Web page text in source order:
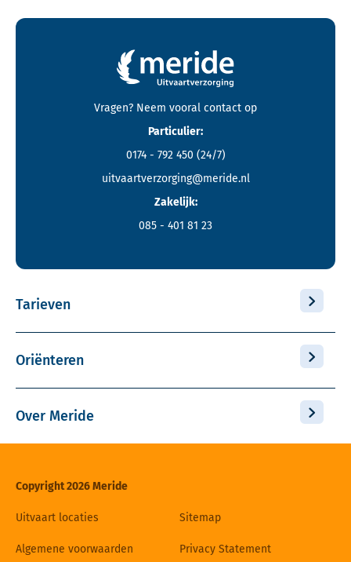
Contactgegevens en footer menu van Meride
Vragen? Neem vooral contact op
Particulier:
0174 - 792 450 (24/7)
uitvaartverzorging@meride.nl
Zakelijk:
085 - 401 81 23
Tarieven
Oriënteren
Over Meride
Copyright 2026 Meride
Uitvaart locaties Sitemap
Algemene voorwaarden Privacy Statement